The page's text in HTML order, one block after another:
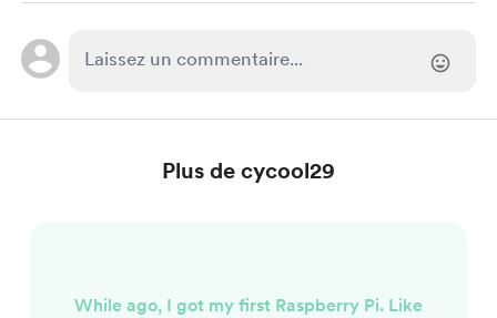
Plus de cycool29
While ago, I got my first Raspberry Pi. Like